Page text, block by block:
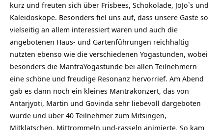
kurz und freuten sich über Frisbees, Schokolade, JoJo`s und
Kaleidoskope. Besonders fiel uns auf, dass unsere Gäste so
vielseitig an allem interessiert waren und auch die
angebotenen Haus- und Gartenführungen reichhaltig
nutzten ebenso wie die verschiedenen Yogastunden, wobei
besonders die MantraYogastunde bei allen Teilnehmern
eine schöne und freudige Resonanz hervorrief. Am Abend
gab es dann noch ein kleines Mantrakonzert, das von
Antarjyoti, Martin und Govinda sehr liebevoll dargeboten
wurde und über 40 Teilnehmer zum Mitsingen,
Mitklatschen, Mittrommeln und-rasseln animierte. So kam